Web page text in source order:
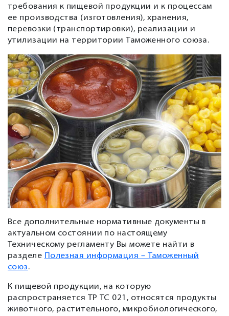
требования к пищевой продукции и к процессам
ее производства (изготовления), хранения,
перевозки (транспортировки), реализации и
утилизации на территории Таможенного союза.
Все дополнительные нормативные документы в
актуальном состоянии по настоящему
Техническому регламенту Вы можете найти в
разделе
Полезная информация – Таможенный
союз.
К пищевой продукции, на которую
распространяется ТР ТС 021, относятся продукты
животного, растительного, микробиологического,